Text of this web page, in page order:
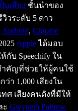
นเสียง ชั้นนำของ
วระดับ 5 ดาว
Android, Chrome
Appleได้มอบ
กับ Speechify ใน
ำคัญที่ช่วยให้ผู้คนใช้
า 1,000 เสียงใน
ทศ เสียงคนดังที่มีให้
ะ Gwyneth Paltrow